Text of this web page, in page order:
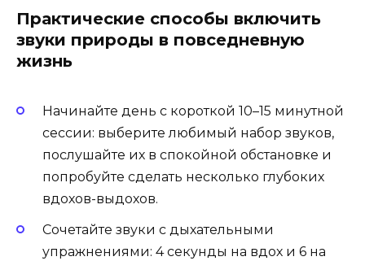
Практические способы включить
звуки природы в повседневную
жизнь
Начинайте день с короткой 10–15 минутной
сессии: выберите любимый набор звуков,
послушайте их в спокойной обстановке и
попробуйте сделать несколько глубоких
вдохов-выдохов.
Сочетайте звуки с дыхательными
упражнениями: 4 секунды на вдох и 6 на